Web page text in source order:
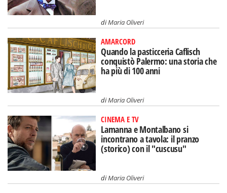
diMaria Oliveri
AMARCORD
Quando la pasticceria Caflisch
conquistò Palermo: una storia che
ha più di 100 anni
diMaria Oliveri
CINEMA E TV
Lamanna e Montalbano si
incontrano a tavola: il pranzo
(storico) con il "cuscusu"
diMaria Oliveri